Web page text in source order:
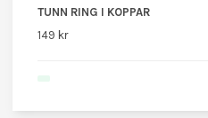
TUNN RING I KOPPAR
149 kr